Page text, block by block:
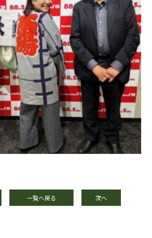
一覧へ戻る 次へ